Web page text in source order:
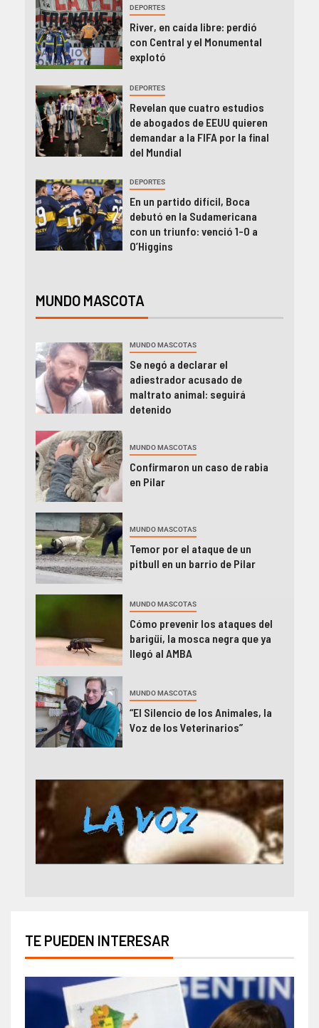
DEPORTES
River, en caída libre: perdió
con Central y el Monumental
explotó
DEPORTES
Revelan que cuatro estudios
de abogados de EEUU quieren
demandar a la FIFA por la final
del Mundial
DEPORTES
En un partido difícil, Boca
debutó en la Sudamericana
con un triunfo: venció 1-0 a
O’Higgins
MUNDO MASCOTA
MUNDO MASCOTAS
Se negó a declarar el
adiestrador acusado de
maltrato animal: seguirá
detenido
MUNDO MASCOTAS
Confirmaron un caso de rabia
en Pilar
MUNDO MASCOTAS
Temor por el ataque de un
pitbull en un barrio de Pilar
MUNDO MASCOTAS
Cómo prevenir los ataques del
barigüí, la mosca negra que ya
llegó al AMBA
MUNDO MASCOTAS
“El Silencio de los Animales, la
Voz de los Veterinarios”
TE PUEDEN INTERESAR